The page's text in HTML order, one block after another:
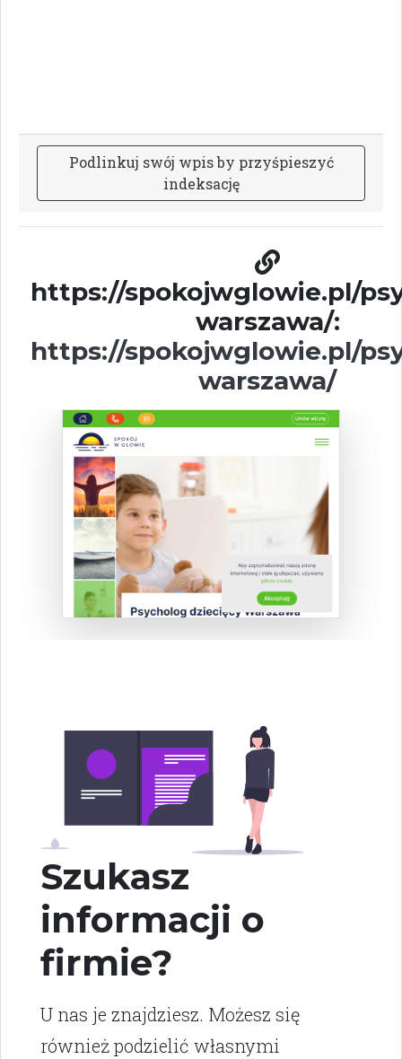
Podlinkuj swój wpisby przyśpieszyć
indeksację
https://spokojwglowie.pl/
warszawa/:
https://spokojwglowie.pl/
warszawa/
Szukasz
informacji o
firmie?
U nas je znajdziesz. Możesz się
również podzielić własnymi